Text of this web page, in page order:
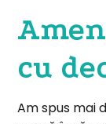
cu
Am spus mai